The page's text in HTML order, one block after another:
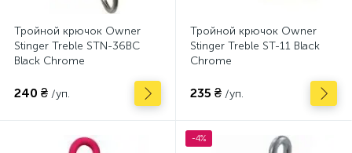
Тройной крючок Owner
Stinger Treble STN-36BC
Black Chrome
240 ₴ /уп.
Тройной крючок Owner
Stinger Treble ST-11 Black
Chrome
235 ₴ /уп.
-4%